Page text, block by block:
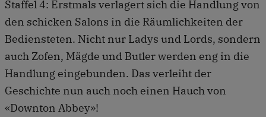
Staffel 4: Erstmals ver­lagert sich die Handlung von
den schicken Salons in die Räumlichkeiten der
Bediensteten. Nicht nur Ladys und Lords, sondern
auch Zofen, Mägde und Butler werden eng in die
Handlung eingebunden. Das verleiht der
Geschichte nun auch noch einen Hauch von
«Downton Abbey»!